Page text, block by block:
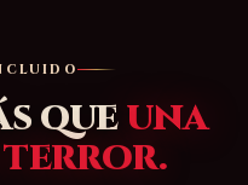
queuna
terror.